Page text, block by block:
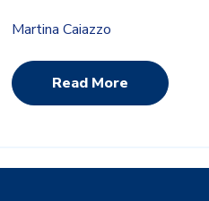
Martina Caiazzo
Read More